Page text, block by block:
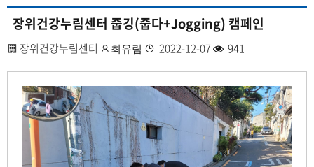
장위건강누림센터 줍깅(줍다+Jogging) 캠페인
사 장위건강누림센터 작
자
최유림 등
일
2022-12-07조
수
941